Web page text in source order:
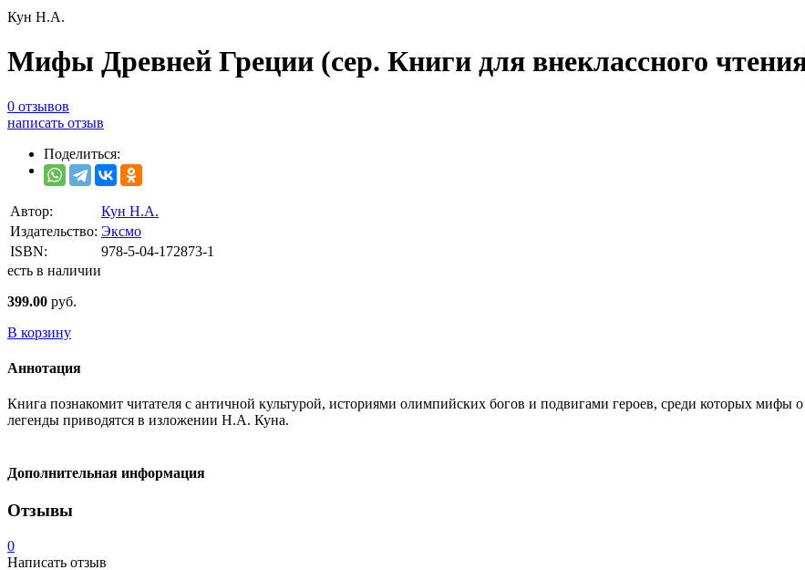
Кун Н.А.
Мифы Древней Греции (сер. Книги для внеклассного
0 отзывов
написать отзыв
Поделиться:
Автор:
Кун Н.А.
Издательство: Эксмо
ISBN:
978-5-04-172873-1
есть в наличии
399.00 руб.
В корзину
Аннотация
Книга познакомит читателя с античной культурой, историями олимпийских богов и подвигами героев, среди которых
легенды приводятся в изложении Н.А. Куна.
Дополнительная информация
Отзывы
0
Написать отзыв